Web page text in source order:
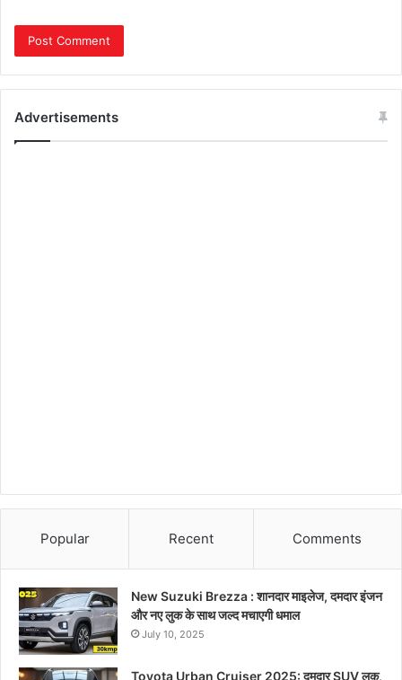
Advertisements
Popular Recent Comments
New Suzuki Brezza : शानदार माइलेज, दमदार इंजन
और नए लुक के साथ जल्द मचाएगी धमाल
July 10, 2025
Toyota Urban Cruiser 2025: दमदार SUV लुक,